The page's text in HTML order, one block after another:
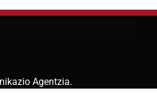
Agentzia.